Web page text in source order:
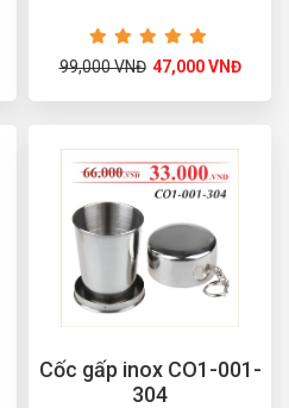
99,000 VNĐ 47,000 VNĐ
Cốc gấp inox CO1-001-
304